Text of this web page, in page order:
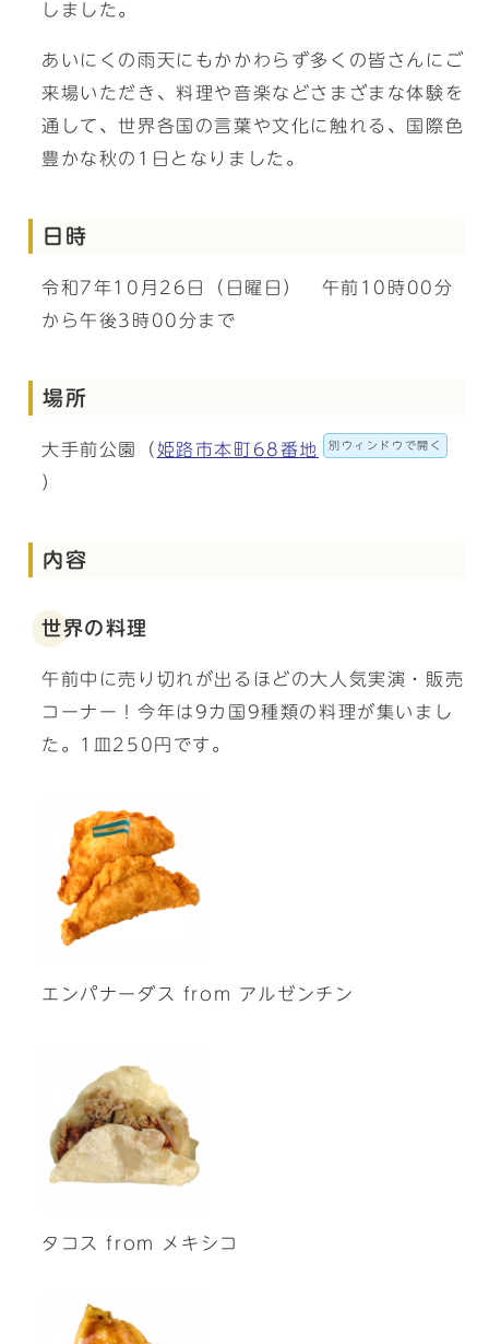
しました。
あいにくの雨天にもかかわらず多くの皆さんにご
来場いただき、料理や音楽などさまざまな体験を
通して、世界各国の言葉や文化に触れる、国際色
豊かな秋の1日となりました。
日時
令和7年10月26日（日曜日） 午前10時00分
から午後3時00分まで
場所
大手前公園（ 姫路市本町68番地 別ウィンドウで開く
）
内容
世界の料理
午前中に売り切れが出るほどの大人気実演・販売
コーナー！今年は9カ国9種類の料理が集いまし
た。1皿250円です。
エンパナーダス from アルゼンチン
タコス from メキシコ